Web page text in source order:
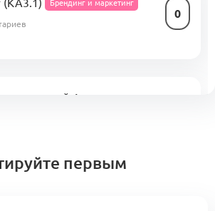
(KA3.1) Брендинг и маркетинг
0
Альянса.
первым